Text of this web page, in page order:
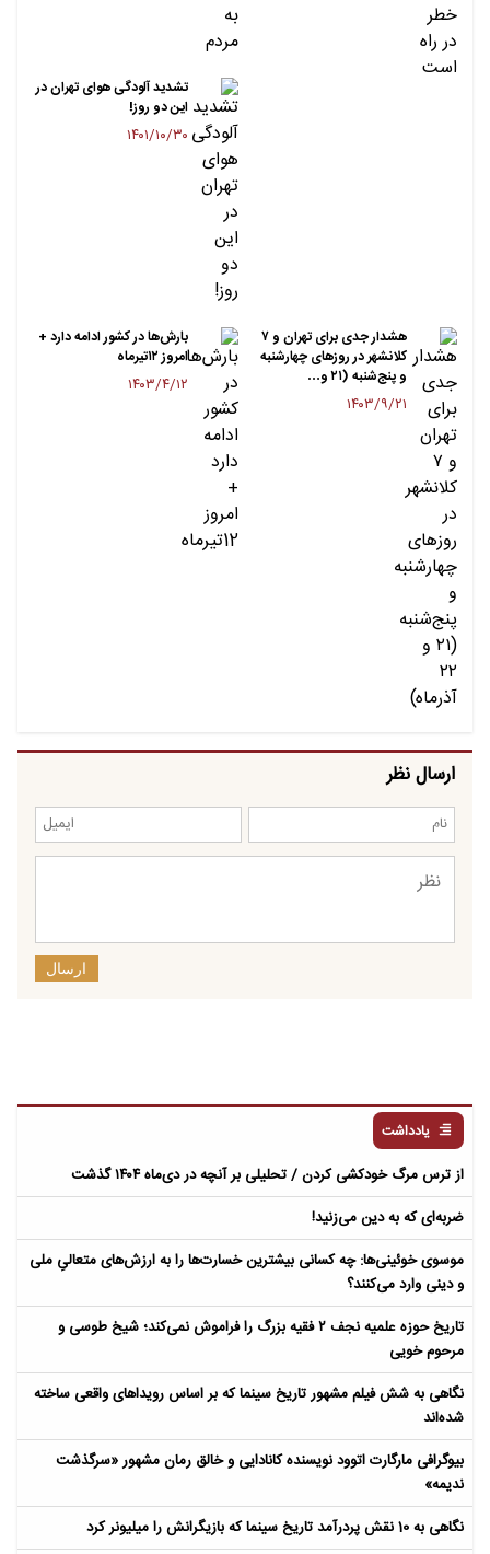
تشدید آلودگی هوای تهران در
این دو روز!
۱۴۰۱/۱۰/۳۰
هشدار جدی برای تهران و ۷
کلانشهر در روزهای چهارشنبه
و پنج‌شنبه (۲۱ و…
۱۴۰۳/۹/۲۱
بارش‌ها در کشور ادامه دارد +
امروز ۱۲تیرماه
۱۴۰۳/۴/۱۲
ارسال نظر
ارسال
یادداشت
از ترس مرگ خودکشی کردن / تحلیلی بر آنچه در دی‌ماه ۱۴۰۴ گذشت
ضربه‌ای که به دین می‌زنید!
موسوی خوئینی‌ها: چه کسانی بیشترین خسارت‌ها را به ارزش‌های متعالیِ ملی
و دینی وارد می‌کنند؟
تاریخ حوزه علمیه نجف ۲ فقیه بزرگ را فراموش نمی‌کند؛ شیخ طوسی و
مرحوم خویی
نگاهی به شش فیلم مشهور تاریخ سینما که بر اساس رویداهای واقعی ساخته
شده‌اند
بیوگرافی مارگارت اتوود نویسنده کانادایی و خالق رمان مشهور «سرگذشت
ندیمه»
نگاهی به 10 نقش پردرآمد تاریخ سینما که بازیگرانش را میلیونر کرد